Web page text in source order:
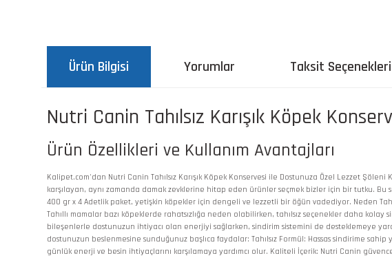
Ürün Bilgisi Yorumlar Taksit Seçenekleri
Nutri Canin Tahılsız Karışık Köpek
Ürün Özellikleri ve Kullanım Avantajları
Kalipet.com'dan Nutri Canin Tahılsız Karışık Köpek Konservesi ile Dostunuza Özel Lezzet
karşılayan, aynı zamanda damak zevklerine hitap eden ürünler seçmek bizler için bir tutku. Bu
400 gr x 4 Adetlik paket, yetişkin köpekler için dengeli ve lezzetli bir öğün vadediyor. Neden
Tahıllı mamalar bazı köpeklerde rahatsızlığa neden olabilirken, tahılsız seçenekler daha
bileşenlerle dostunuzun ihtiyacı olan enerjiyi sağlarken, sindirim sistemini de desteklemeye
dostunuzun beslenmesine sunduğunuz başlıca faydalar: Tahılsız Formül: Hassas sindirime
günlük enerji ve besin ihtiyaçlarını karşılamaya yardımcı olur. Kaliteli İçerik: Nutri Canin